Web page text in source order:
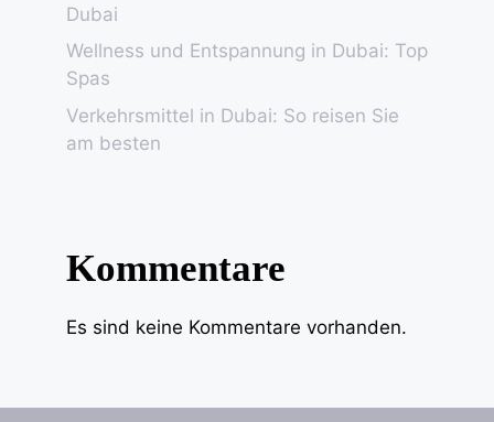
Dubai
Wellness und Entspannung in Dubai: Top
Spas
Verkehrsmittel in Dubai: So reisen Sie
am besten
Kommentare
Es sind keine Kommentare vorhanden.